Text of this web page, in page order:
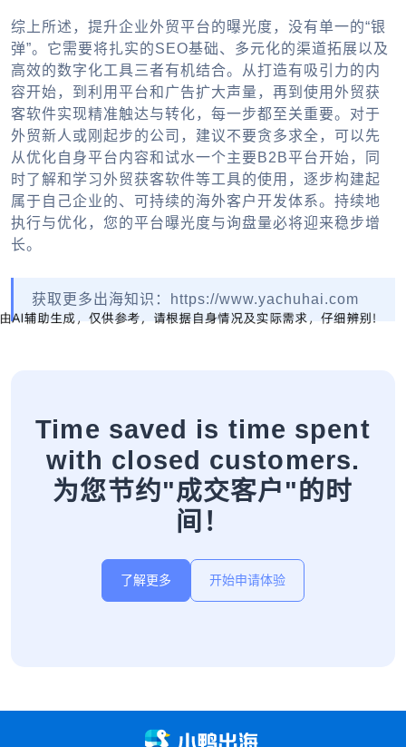
综上所述，提升企业外贸平台 的曝光度，没有单一的“银
弹”。它需要将扎实的SEO基础、多元化的渠道拓展以及
高效的数字化工具三者有机结合。从打造有吸引力的内
容开始，到利用平台和广告扩大声量，再到使用 外贸获
客软件实现精准触达与转化，每一步都至关重要。对于
外贸新人或刚起步的公司，建议不要贪多求全，可以先
从优化自身平台内容和试水一个主要B2B平台开始，同
时了解和学习外贸获客软件等工具的使用，逐步构建起
属于自己企业的、可持续的海外客户开发体系。持续地
执行与优化，您的平台曝光度与询盘量必将迎来稳步增
长。
获取更多出海知识：https://www.yachuhai.com
Time saved is time spent
with closed customers.
为您节约"成交客户"的时
间！
了解更多 开始申请体验